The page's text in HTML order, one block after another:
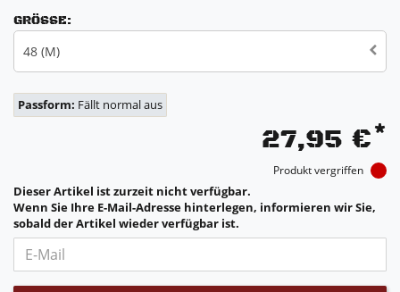
GRÖSSE:
48 (M)
Passform: Fällt normal aus
27,95 €*
Produkt vergriffen
Dieser Artikel ist zurzeit nicht verfügbar.
Wenn Sie Ihre E-Mail-Adresse hinterlegen, informieren wir Sie,
sobald der Artikel wieder verfügbar ist.